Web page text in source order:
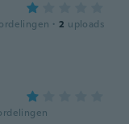
· 2 uploads